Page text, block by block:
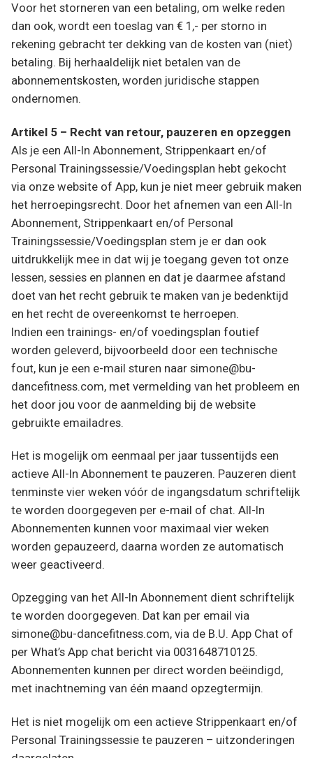
Voor het storneren van een betaling, om welke reden
dan ook, wordt een toeslag van € 1,- per storno in
rekening gebracht ter dekking van de kosten van (niet)
betaling. Bij herhaaldelijk niet betalen van de
abonnementskosten, worden juridische stappen
ondernomen.
Artikel 5 – Recht van retour, pauzeren en opzeggen
Als je een All-In Abonnement, Strippenkaart en/of
Personal Trainingssessie/Voedingsplan hebt gekocht
via onze website of App, kun je niet meer gebruik maken
het herroepingsrecht. Door het afnemen van een All-In
Abonnement, Strippenkaart en/of Personal
Trainingssessie/Voedingsplan stem je er dan ook
uitdrukkelijk mee in dat wij je toegang geven tot onze
lessen, sessies en plannen en dat je daarmee afstand
doet van het recht gebruik te maken van je bedenktijd
en het recht de overeenkomst te herroepen.
Indien een trainings- en/of voedingsplan foutief
worden geleverd, bijvoorbeeld door een technische
fout, kun je een e-mail sturen naar simone@bu-
dancefitness.com, met vermelding van het probleem en
het door jou voor de aanmelding bij de website
gebruikte emailadres.
Het is mogelijk om eenmaal per jaar tussentijds een
actieve All-In Abonnement te pauzeren. Pauzeren dient
tenminste vier weken vóór de ingangsdatum schriftelijk
te worden doorgegeven per e-mail of chat. All-In
Abonnementen kunnen voor maximaal vier weken
worden gepauzeerd, daarna worden ze automatisch
weer geactiveerd.
Opzegging van het All-In Abonnement dient schriftelijk
te worden doorgegeven. Dat kan per email via
simone@bu-dancefitness.com, via de B.U. App Chat of
per What’s App chat bericht via 0031648710125.
Abonnementen kunnen per direct worden beëindigd,
met inachtneming van één maand opzegtermijn.
Het is niet mogelijk om een actieve Strippenkaart en/of
Personal Trainingssessie te pauzeren – uitzonderingen